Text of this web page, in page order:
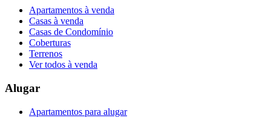
Apartamentos à venda
Casas à venda
Casas de Condomínio
Coberturas
Terrenos
Ver todos à venda
Alugar
Apartamentos para alugar